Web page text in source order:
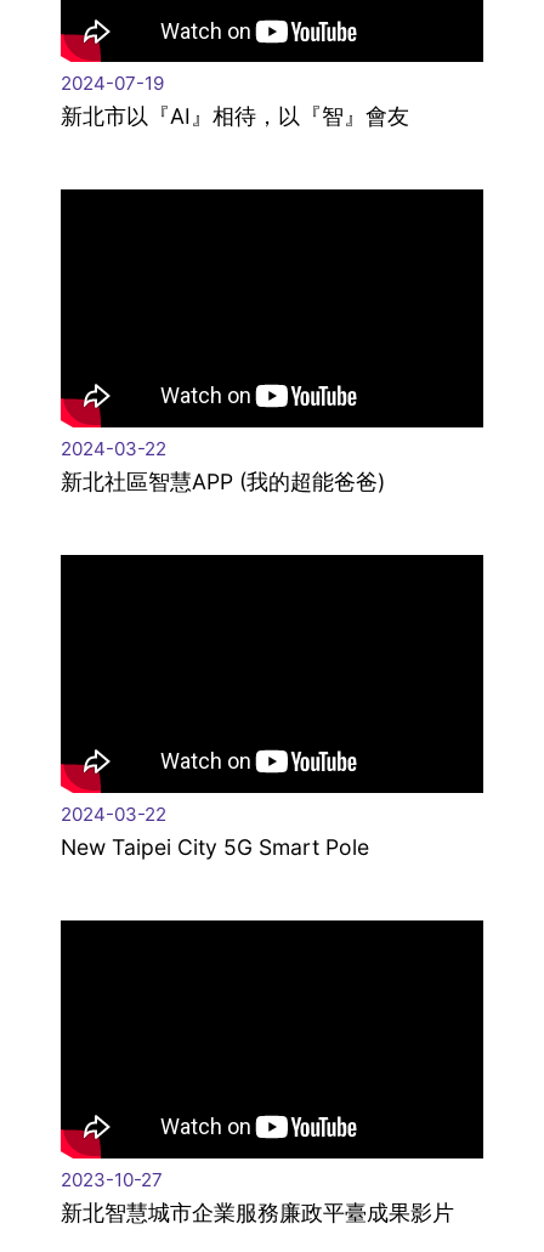
2024-07-19
新北市以『AI』相待，以『智』會友
2024-03-22
新北社區智慧APP (我的超能爸爸)
2024-03-22
New Taipei City 5G Smart Pole
2023-10-27
新北智慧城市企業服務廉政平臺成果影片